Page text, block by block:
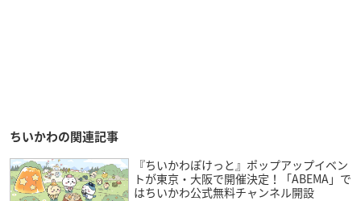
ちいかわの関連記事
『ちいかわぽけっと』ポップアップイベン
トが東京・大阪で開催決定！「ABEMA」で
はちいかわ公式無料チャンネル開設